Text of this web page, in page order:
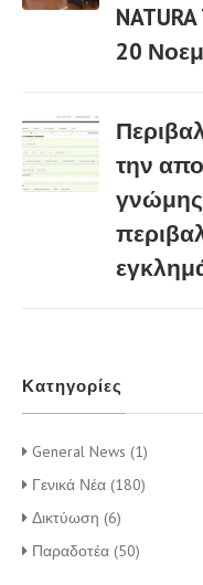
20
την
γνώμης
Κατηγορίες
General News (1)
Γενικά Νέα (180)
Δικτύωση (6)
Παραδοτέα (50)